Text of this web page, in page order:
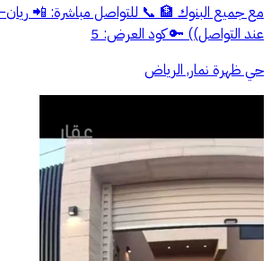
مع جميع البنوك 🏦 📞 للتواصل مباشرة: 📲
عند التواصل)) 🔑 كود العرض: 5
حي ظهرة نمار, الرياض